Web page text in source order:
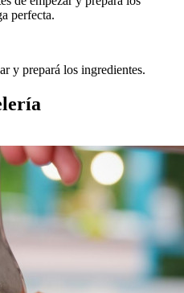
perfecta.
y prepará los ingredientes.